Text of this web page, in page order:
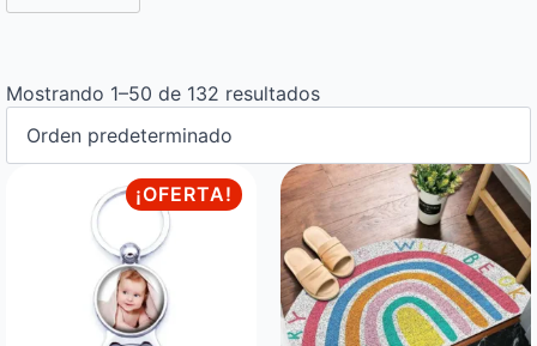
Mostrando 1–50 de 132 resultados
¡OFERTA!